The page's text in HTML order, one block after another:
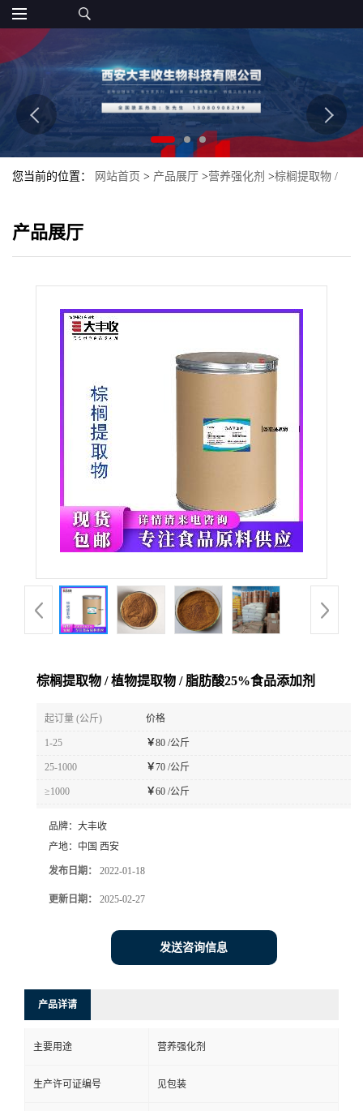
您当前的位置： 网站首页 > 产品展厅 >营养强化剂 >棕榈提取物 /
产品展厅
棕榈提取物 / 植物提取物 / 脂肪酸25%食品添加剂
起订量 (公斤) 价格
1-25 ￥80 /公斤
25-1000 ￥70 /公斤
≥1000 ￥60 /公斤
品牌： 大丰收
产地： 中国 西安
发布日期： 2022-01-18
更新日期： 2025-02-27
发送咨询信息
产品详请
主要用途 营养强化剂
生产许可证编号 见包装